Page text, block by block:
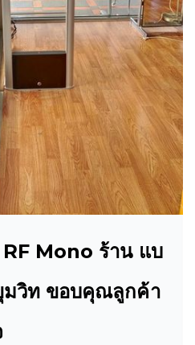
Mono ร้าน แบ
มวิท ขอบคุณลูกค้า